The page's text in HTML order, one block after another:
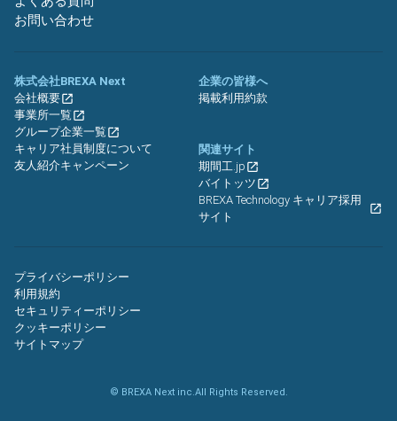
お問い合わせ
株式会社BREXA Next
会社概要
事業所一覧
グループ企業一覧
キャリア社員制度について
友人紹介キャンペーン
企業の皆様へ
掲載利用約款
関連サイト
期間工.jp
バイトッツ
BREXA Technology キャリア採用
サイト
プライバシーポリシー
利用規約
セキュリティーポリシー
クッキーポリシー
サイトマップ
© BREXA Next inc.All Rights Reserved.